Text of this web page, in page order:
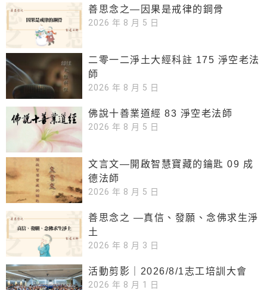
善思念之—因果是戒律的鋼骨
2026 年 8 月 5 日
二零一二淨土大經科註 175 淨空老法
師
2026 年 8 月 5 日
佛說十善業道經 83 淨空老法師
2026 年 8 月 5 日
文言文—開啟智慧寶藏的鑰匙 09 成
德法師
2026 年 8 月 5 日
善思念之 —真信、發願、念佛求生淨
土
2026 年 8 月 3 日
活動剪影｜2026/8/1志工培訓大會
2026 年 8 月 1 日